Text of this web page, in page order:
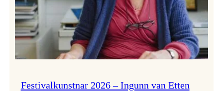
Festivalkunstnar 2026 – Ingunn van Etten